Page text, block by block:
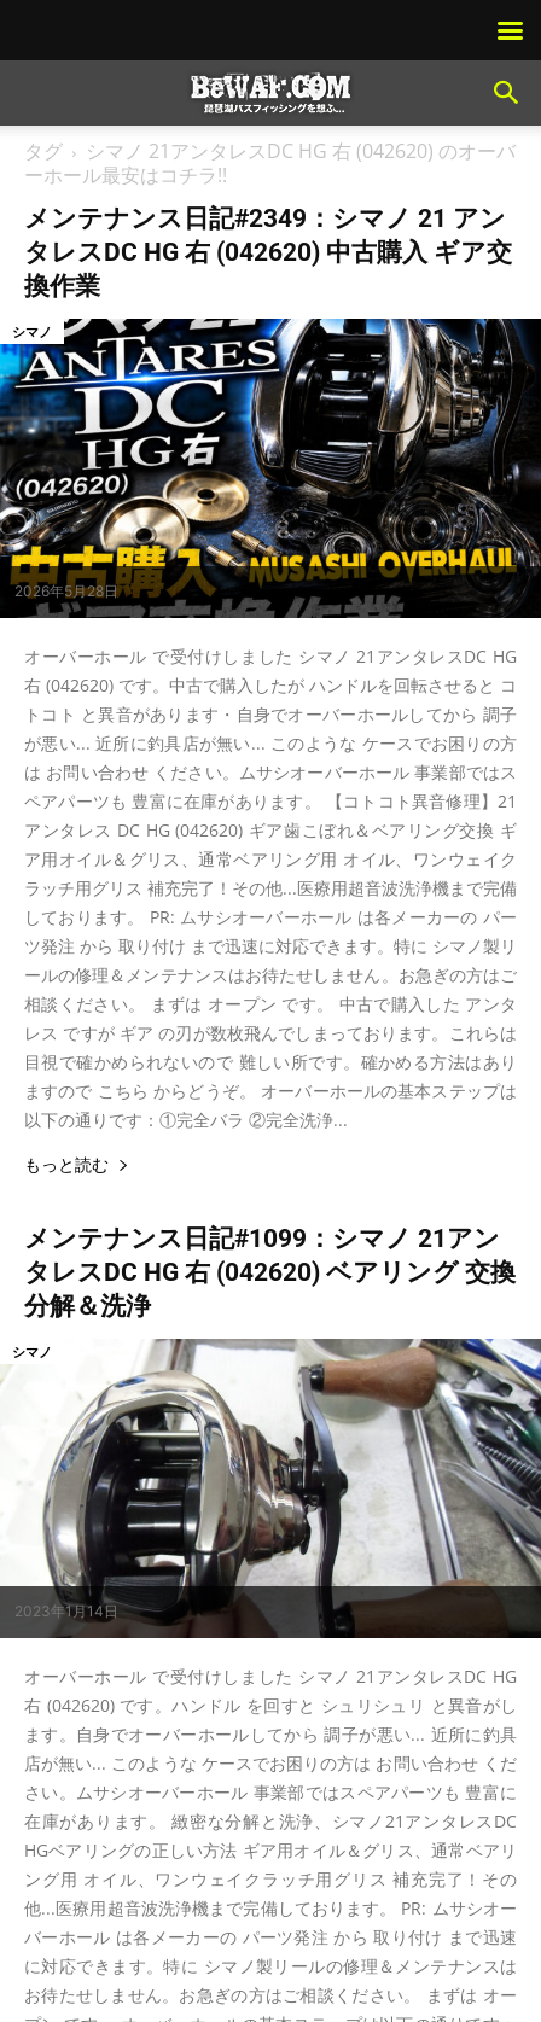
タグ
シマノ 21アンタレスDC HG 右 (042620) のオーバ
ーホール最安はコチラ!!
メンテナンス日記#2349：シマノ 21 アン
タレスDC HG 右 (042620) 中古購入 ギア交
換作業
2026年5月28日
シマノ
オーバーホール で受付けしました シマノ 21アンタレスDC HG
右 (042620) です。中古で購入したが ハンドルを回転させると コ
トコト と異音があります・自身でオーバーホールしてから 調子
が悪い... 近所に釣具店が無い... このような ケースでお困りの方
は お問い合わせ ください。ムサシオーバーホール 事業部ではス
ペアパーツも 豊富に在庫があります。 【コトコト異音修理】21
アンタレス DC HG (042620) ギア歯こぼれ＆ベアリング交換 ギ
ア用オイル＆グリス、通常ベアリング用 オイル、ワンウェイク
ラッチ用グリス 補充完了！その他...医療用超音波洗浄機まで完備
しております。 PR: ムサシオーバーホール は各メーカーの パー
ツ発注 から 取り付け まで迅速に対応できます。特に シマノ製リ
ールの修理＆メンテナンスはお待たせしません。お急ぎの方はご
相談ください。 まずは オープン です。 中古で購入した アンタ
レス ですが ギア の刃が数枚飛んでしまっております。これらは
目視で確かめられないので 難しい所です。確かめる方法はあり
ますので こちら からどうぞ。 オーバーホールの基本ステップは
以下の通りです：①完全バラ ②完全洗浄...
もっと読む
メンテナンス日記#1099：シマノ 21アン
タレスDC HG 右 (042620) ベアリング 交換
分解＆洗浄
2023年1月14日
シマノ
オーバーホール で受付けしました シマノ 21アンタレスDC HG
右 (042620) です。ハンドル を回すと シュリシュリ と異音がし
ます。自身でオーバーホールしてから 調子が悪い... 近所に釣具
店が無い... このような ケースでお困りの方は お問い合わせ くだ
さい。ムサシオーバーホール 事業部ではスペアパーツも 豊富に
在庫があります。 緻密な分解と洗浄、シマノ21アンタレスDC
HGベアリングの正しい方法 ギア用オイル＆グリス、通常ベアリ
ング用 オイル、ワンウェイクラッチ用グリス 補充完了！その
他...医療用超音波洗浄機まで完備しております。 PR: ムサシオー
バーホール は各メーカーの パーツ発注 から 取り付け まで迅速
に対応できます。特に シマノ製リールの修理＆メンテナンスは
お待たせしません。お急ぎの方はご相談ください。 まずは オー